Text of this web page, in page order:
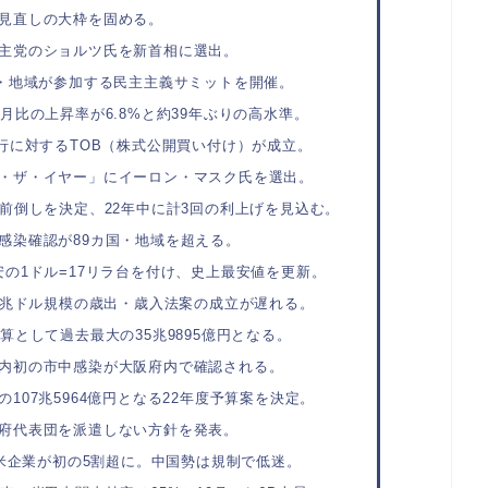
直しの大枠を固める。
党のショルツ氏を新首相に選出。
域が参加する民主主義サミットを開催。
比の上昇率が6.8%と約39年ぶりの高水準。
対するTOB（株式公開買い付け）が成立。
ザ・イヤー」にイーロン・マスク氏を選出。
倒しを決定、22年中に計3回の利上げを見込む。
染確認が89カ国・地域を超える。
1ドル=17リラ台を付け、史上最安値を更新。
ドル規模の歳出・歳入法案の成立が遅れる。
として過去最大の35兆9895億円となる。
初の市中感染が大阪府内で確認される。
107兆5964億円となる22年度予算案を決定。
代表団を派遣しない方針を発表。
業が初の5割超に。中国勢は規制で低迷。